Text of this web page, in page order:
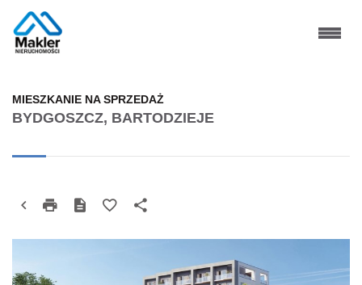
BYDGOSZCZ, BARTODZIEJE
MIESZKANIE NA SPRZEDAŻ